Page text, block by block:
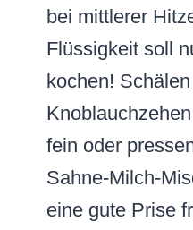
bei mittlerer
Flüssigkeit soll
kochen!
fein oder
Sahne-Milch-
eine gute Prise